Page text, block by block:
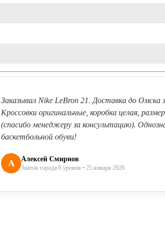
Заказывал Nike LeBron 21. Доставка до Омска
Кроссовки оригинальные, коробка целая,
(спасибо менеджеру за консультацию).
баскетбольной обуви!
А Алексей Смирнов
Знаток города 8 уровня • 25 января 2026